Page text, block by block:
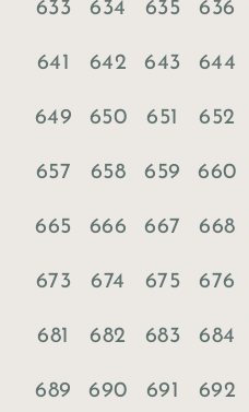
633 634 635 636
641 642 643 644
649 650 651 652
657 658 659 660
665 666 667 668
673 674 675 676
681 682 683 684
689 690 691 692